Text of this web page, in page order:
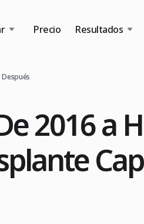
Precio Resultados
2016 a